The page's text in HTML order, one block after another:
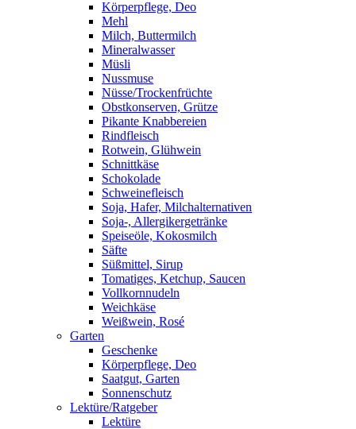
Körperpflege, Deo
Mehl
Milch, Buttermilch
Mineralwasser
Müsli
Nussmuse
Nüsse/Trockenfrüchte
Obstkonserven, Grütze
Pikante Knabbereien
Rindfleisch
Rotwein, Glühwein
Schnittkäse
Schokolade
Schweinefleisch
Soja, Hafer, Milchalternativen
Soja-, Allergikergetränke
Speiseöle, Kokosmilch
Säfte
Süßmittel, Sirup
Tomatiges, Ketchup, Saucen
Vollkornnudeln
Weichkäse
Weißwein, Rosé
Garten
Geschenke
Körperpflege, Deo
Saatgut, Garten
Sonnenschutz
Lektüre/Ratgeber
Lektüre